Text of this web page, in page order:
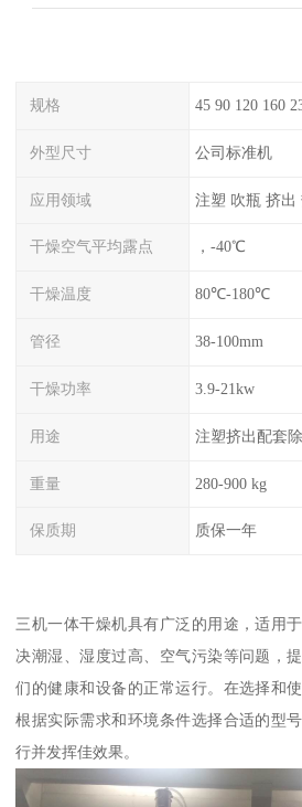
规格 45 90 120 160
外型尺寸 公司标准机
应用领域 注塑 吹瓶 挤出
干燥空气平均露点 ，-40℃
干燥温度 80℃-180℃
管径 38-100mm
干燥功率 3.9-21kw
用途 注塑挤出配套
重量 280-900 kg
保质期 质保一年
三机一体干燥机具有广泛的用途，适用
决潮湿、湿度过高、空气污染等问题，
们的健康和设备的正常运行。在选择和
根据实际需求和环境条件选择合适的型
行并发挥佳效果。